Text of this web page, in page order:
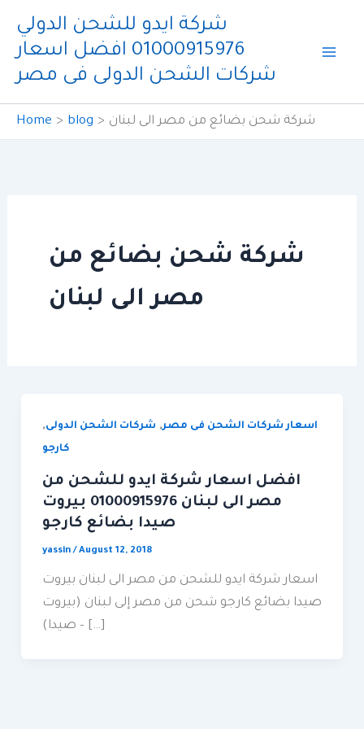
content
شركة ايدو للشحن الدولي
01000915976 افضل اسعار
شركات الشحن الدولى فى مصر
Home blog شركة شحن بضائع من مصر الى لبنان
شركة شحن بضائع من
مصر الى لبنان
اسعار شركات الشحن فى مصر, شركات الشحن الدولى,
كارجو
افضل اسعار شركة ايدو للشحن من
مصر الى لبنان 01000915976 بيروت
صيدا بضائع كارجو
yassin/ August 12, 2018
اسعار شركة ايدو للشحن من مصر الى لبنان بيروت
صيدا بضائع كارجو شحن من مصر إلى لبنان (بيروت
– صيدا) […]